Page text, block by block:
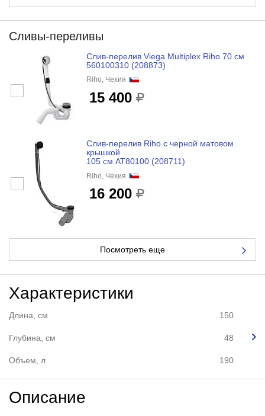
Сливы-переливы
Слив-перелив Viega Multiplex Riho 70 см
560100310 (208873)
Riho, Чехия
15 400
Слив-перелив Riho с черной матовом
крышкой
105 см AT80100 (208711)
Riho, Чехия
16 200
Посмотреть еще
Характеристики
Длина, см 150
Глубина, см 48
Объем, л 190
Описание